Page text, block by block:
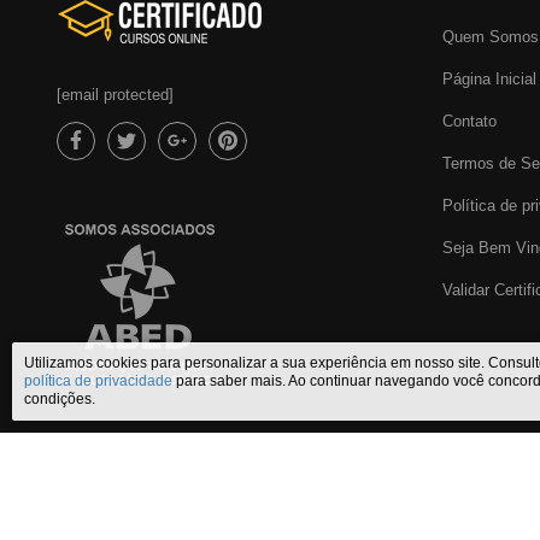
[email protected]
Quem Somos
Página Inicial
Contato
Termos de
Política de
Seja Bem
Validar
Utilizamos cookies para personalizar a sua experiência em nosso site.
política de privacidade para saber mais. Ao continuar navegando você
condições.